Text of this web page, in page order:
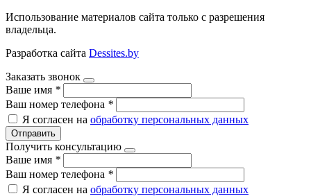
Использование материалов сайта только с разрешения
владельца.
Разработка сайта Dessites.by
Заказать звонок
Ваше имя *
Ваш номер телефона *
Я согласен на обработку персональных данных
Отправить
Получить консультацию
Ваше имя *
Ваш номер телефона *
Я согласен на обработку персональных данных